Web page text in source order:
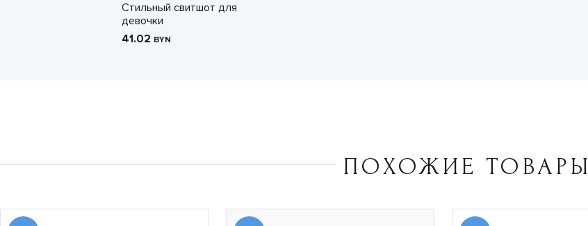
Стильный свитшот для
девочки
41.02 BYN
ПОХОЖИЕ ТОВАРЫ